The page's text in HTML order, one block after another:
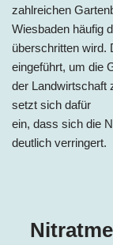
zahlreichen
Wiesbaden häufig
überschritten wird.
eingeführt, um die
der Landwirtschaft
setzt sich dafür
ein, dass sich die
deutlich verringert.